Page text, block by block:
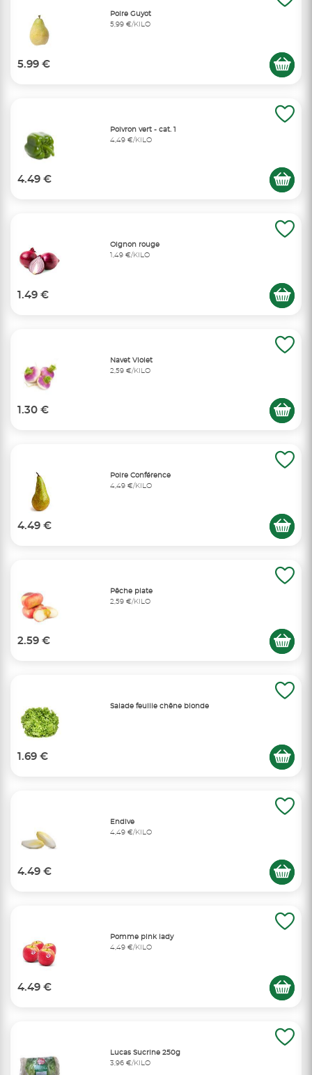
Poire Guyot
5,99 €/KILO
5.99 €
Poivron vert - cat. 1
4,49 €/KILO
4.49 €
Oignon rouge
1,49 €/KILO
1.49 €
Navet Violet
2,59 €/KILO
1.30 €
Poire Conférence
4,49 €/KILO
4.49 €
Pêche plate
2,59 €/KILO
2.59 €
Salade feuille chêne blonde
1.69 €
Endive
4,49 €/KILO
4.49 €
Pomme pink lady
4,49 €/KILO
4.49 €
Lucas Sucrine 250g
3,96 €/KILO